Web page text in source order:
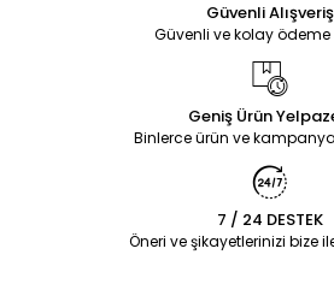
Güvenli Alışveriş
Güvenli ve kolay
Geniş Ürün
Binlerce ürün ve
7 / 24 DESTEK
Öneri ve şikayetlerinizi bize